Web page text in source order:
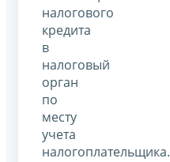
налогового
кредита
в
налоговый
орган
по
месту
учета
налогоплательщика.